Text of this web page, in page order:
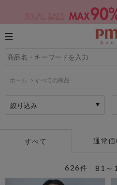
ホーム > すべての商品
絞り込み
すべて 通常価
81～
626件